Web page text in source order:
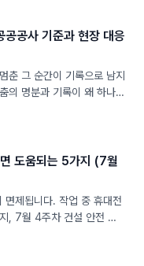
공사 기준과 현장 대응
춘 그 순간이 기록으로 남지
의 명분과 기록이 왜 하나인
도움되는 5가지 (7월
면제됩니다. 작업 중 휴대전
, 7월 4주차 건설 안전 뉴